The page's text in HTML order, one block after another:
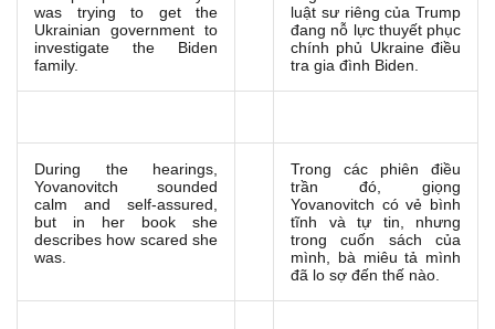
was trying to get the
Ukrainian government to
investigate the Biden
family.
luật sư riêng của Trump
đang nỗ lực thuyết phục
chính phủ Ukraine điều
tra gia đình Biden.
During the hearings,
Yovanovitch sounded
calm and self-assured,
but in her book she
describes how scared she
was.
Trong các phiên điều
trần đó, giọng
Yovanovitch có vẻ bình
tĩnh và tự tin, nhưng
trong cuốn sách của
mình, bà miêu tả mình
đã lo sợ đến thế nào.